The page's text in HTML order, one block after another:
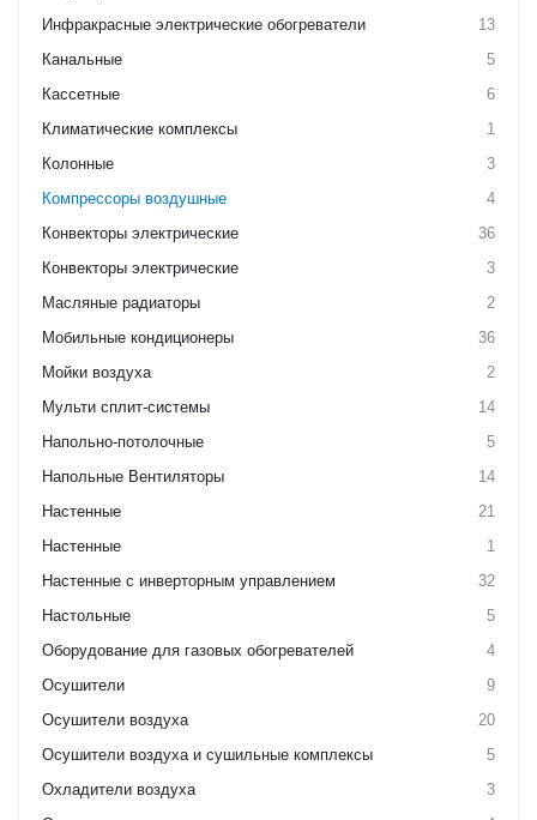
Инфракрасные электрические обогреватели
13
Канальные
5
Кассетные
6
Климатические комплексы
1
Колонные
3
Компрессоры воздушные
4
Конвекторы электрические
36
Конвекторы электрические
3
Масляные радиаторы
2
Мобильные кондиционеры
36
Мойки воздуха
2
Мульти сплит-системы
14
Напольно-потолочные
5
Напольные Вентиляторы
14
Настенные
21
Настенные
1
Настенные с инверторным управлением
32
Настольные
5
Оборудование для газовых обогревателей
4
Осушители
9
Осушители воздуха
20
Осушители воздуха и сушильные комплексы
5
Охладители воздуха
3